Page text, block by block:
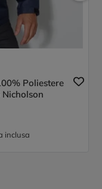
Poliestere
Nicholson
inclusa